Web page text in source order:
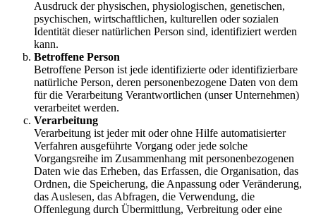
Ausdruck der physischen, physiologischen, genetischen,
psychischen, wirtschaftlichen, kulturellen oder sozialen
Identität dieser natürlichen Person sind, identifiziert werden
kann.
Betroffene Person
Betroffene Person ist jede identifizierte oder identifizierbare
natürliche Person, deren personenbezogene Daten von dem
für die Verarbeitung Verantwortlichen (unser Unternehmen)
verarbeitet werden.
Verarbeitung
Verarbeitung ist jeder mit oder ohne Hilfe automatisierter
Verfahren ausgeführte Vorgang oder jede solche
Vorgangsreihe im Zusammenhang mit personenbezogenen
Daten wie das Erheben, das Erfassen, die Organisation, das
Ordnen, die Speicherung, die Anpassung oder Veränderung,
das Auslesen, das Abfragen, die Verwendung, die
Offenlegung durch Übermittlung, Verbreitung oder eine